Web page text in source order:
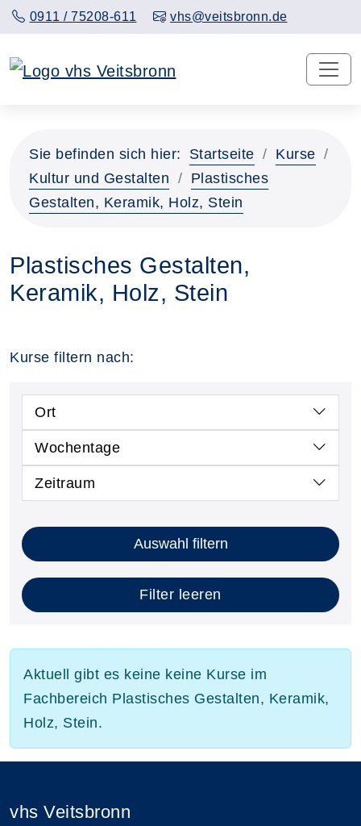
0911 / 75208-611 vhs@veitsbronn.de
Sie befinden sich hier: Startseite
Kurse
Kultur und Gestalten
Plastisches
Gestalten, Keramik, Holz, Stein
Plastisches Gestalten,
Keramik, Holz, Stein
Kurse filtern nach:
Ort
Wochentage
Zeitraum
Auswahl filtern
Filter leeren
Aktuell gibt es keine keine Kurse im
Fachbereich Plastisches Gestalten, Keramik,
Holz, Stein.
vhs Veitsbronn